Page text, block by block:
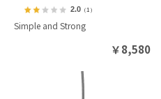
2.0（1）
Simple and Strong
￥8,580